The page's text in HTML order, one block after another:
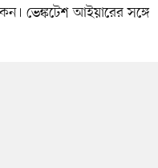
ভেঙ্কটেশ আইয়ারের সঙ্গে